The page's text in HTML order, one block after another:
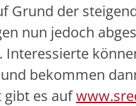
Grund der
nun jedoch
bekommen
gibt es auf